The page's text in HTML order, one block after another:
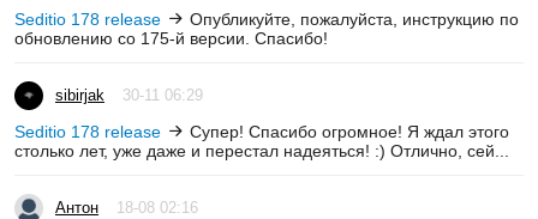
Seditio 178 release
Опубликуйте, пожалуйста, инструкцию по
обновлению со 175-й версии. Спасибо!
sibirjak 30-11 06:29
Seditio 178 release
Супер! Спасибо огромное! Я ждал этого
столько лет, уже даже и перестал надеяться! :) Отлично, сей...
Антон 18-08 02:16